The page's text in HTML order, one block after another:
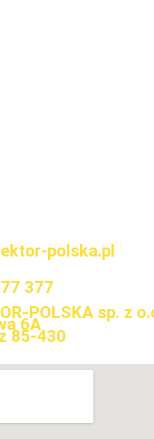
polska.pl
377
POLSKA sp. z
6A
85-430